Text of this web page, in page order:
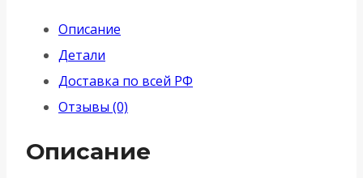
(Армадилло)
ЦМ
квадрат
ET/ATC-
Описание
Детали
Доставка по всей РФ
Отзывы (0)
Описание